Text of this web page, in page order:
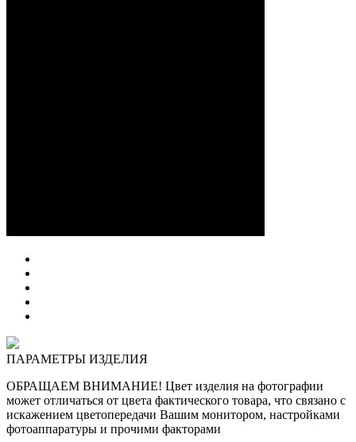
ПАРАМЕТРЫ ИЗДЕЛИЯ
ОБРАЩАЕМ ВНИМАНИЕ! Цвет изделия на фотографии
может отличаться от цвета фактического товара, что связано с
искажением цветопередачи Вашим монитором, настройками
фотоаппаратуры и прочими факторами